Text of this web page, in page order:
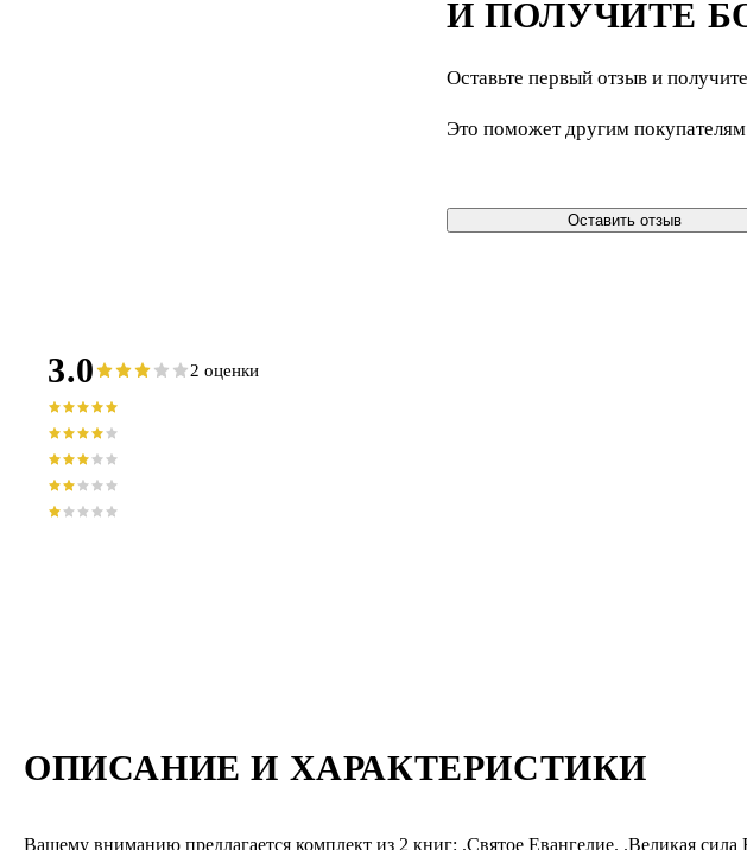
ОПИСАНИЕ И ХАРАКТЕРИСТИКИ
Вашему вниманию предлагается комплект из 2 книг: .Святое Евангелие. .Великая сила
И ПОЛУЧИТЕ
Оставьте первый отзыв и
Это поможет другим
Оставить отзыв
3.0 2 оценки